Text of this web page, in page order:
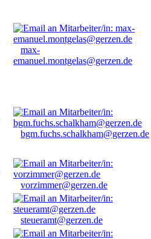
max-
emanuel.montgelas@gerzen.de
bgm.fuchs.schalkham@gerzen.de
vorzimmer@gerzen.de
steueramt@gerzen.de